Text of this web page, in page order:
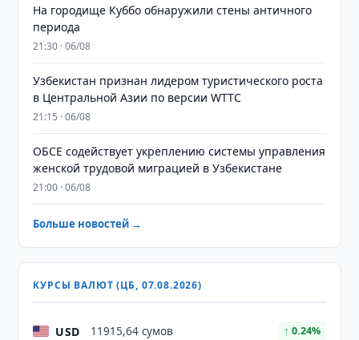
На городище Куббо обнаружили стены античного
периода
21:30 · 06/08
Узбекистан признан лидером туристического роста
в Центральной Азии по версии WTTC
21:15 · 06/08
ОБСЕ содействует укреплению системы управления
женской трудовой миграцией в Узбекистане
21:00 · 06/08
Больше новостей →
КУРСЫ ВАЛЮТ (ЦБ, 07.08.2026)
USD 11915,64 сумов ↑ 0.24%